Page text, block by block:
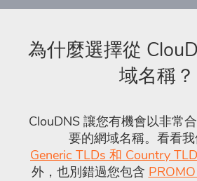
為什麼選擇從
域名稱？
ClouDNS 讓您有機會以非常
要的網域名稱。看看
Generic TLDs 和 Country
外，也別錯過您包含